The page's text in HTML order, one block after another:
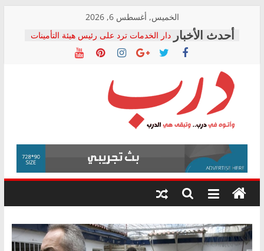
content
الخميس, أغسطس 6, 2026
دار الخدمات ترد على رئيس هيئة التأمينات
بعد مؤتمره الصحفي: إنكار الأزمة لا ينهي
معاناة أصحاب المعاشات.. ونطالب بكشف
فرحات سليمان يكتب: القطاع الصحي إلى
أين؟
حزب التحالف الشعبي يطلق لجنة “الحق
في الصحة” بالإسكندرية لرصد الانتهاكات
ودعم المرضى
الوزاري لمدينة الصحفيين.. وانتهاء أعمال
إنشاء المبنى الإداري
المجلس القومي لحقوق الإنسان يعلن
متابعة قضية الدكتور محمد زهران.. ويؤكد:
قرينة البراءة وضمانات المحاكمة العادلة
درب
وأتوه
درب..
وتبقى
هي